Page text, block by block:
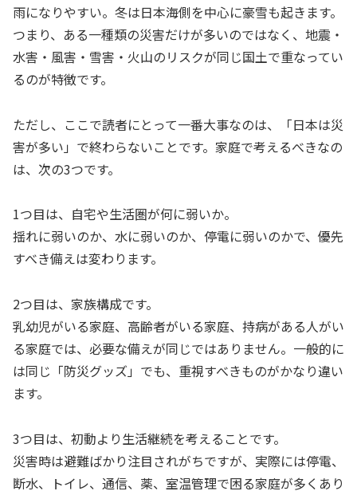
雨になりやすい。冬は日本海側を中心に豪雪も起きます。
つまり、ある一種類の災害だけが多いのではなく、地震・
水害・風害・雪害・火山のリスクが同じ国土で重なってい
るのが特徴です。
ただし、ここで読者にとって一番大事なのは、「日本は災
害が多い」で終わらないことです。家庭で考えるべきなの
は、次の3つです。
1つ目は、自宅や生活圏が何に弱いか。
揺れに弱いのか、水に弱いのか、停電に弱いのかで、優先
すべき備えは変わります。
2つ目は、家族構成です。
乳幼児がいる家庭、高齢者がいる家庭、持病がある人がい
る家庭では、必要な備えが同じではありません。一般的に
は同じ「防災グッズ」でも、重視すべきものがかなり違い
ます。
3つ目は、初動より生活継続を考えることです。
災害時は避難ばかり注目されがちですが、実際には停電、
断水、トイレ、通信、薬、室温管理で困る家庭が多くあり